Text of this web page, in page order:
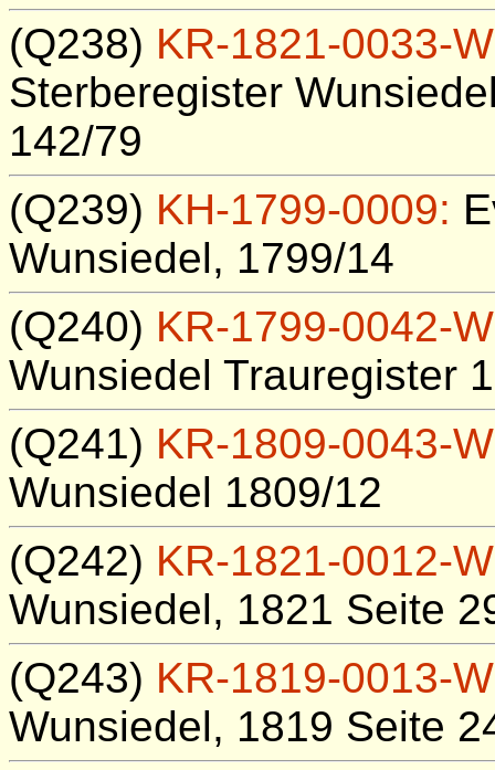
(Q238) KR-1821-0033-
Sterberegister
142/79
(Q239) KH-1799-0009:
Wunsiedel, 1799/14
(Q240) KR-1799-0042-
Wunsiedel Trauregister
(Q241) KR-1809-0043-
Wunsiedel 1809/12
(Q242) KR-1821-0012-
Wunsiedel, 1821 Seite
(Q243) KR-1819-0013-
Wunsiedel, 1819 Seite